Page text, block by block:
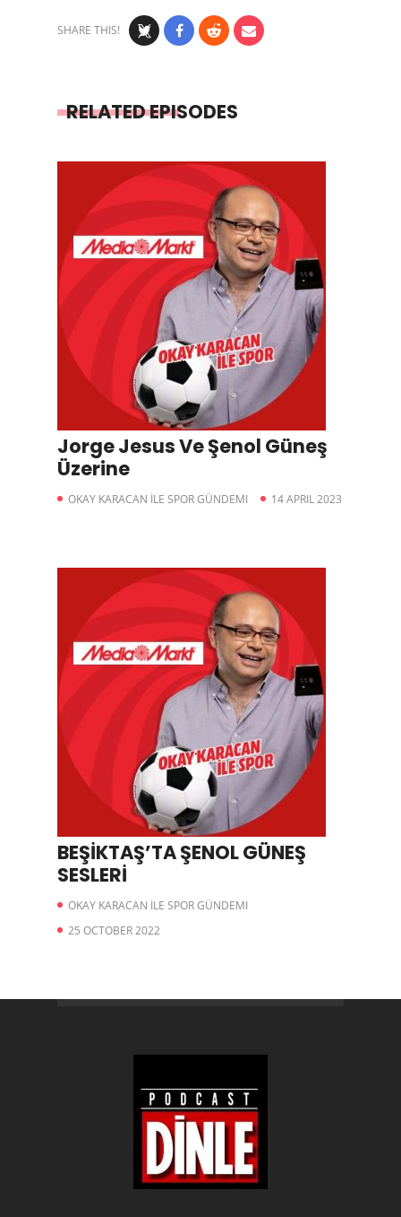
SHARE THIS!
RELATED EPISODES
Jorge Jesus Ve Şenol Güneş
Üzerine
OKAY KARACAN İLE SPOR GÜNDEMI 14 APRIL 2023
BEŞİKTAŞ’TA ŞENOL GÜNEŞ
SESLERİ
OKAY KARACAN İLE SPOR GÜNDEMI
25 OCTOBER 2022